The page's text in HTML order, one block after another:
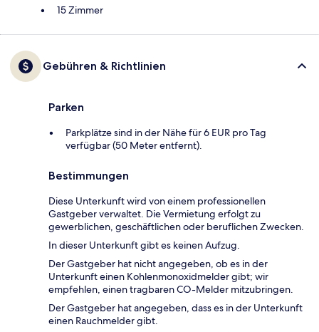
15 Zimmer
Gebühren & Richtlinien
Parken
Parkplätze sind in der Nähe für 6 EUR pro Tag
verfügbar (50 Meter entfernt).
Bestimmungen
Diese Unterkunft wird von einem professionellen
Gastgeber verwaltet. Die Vermietung erfolgt zu
gewerblichen, geschäftlichen oder beruflichen Zwecken.
In dieser Unterkunft gibt es keinen Aufzug.
Der Gastgeber hat nicht angegeben, ob es in der
Unterkunft einen Kohlenmonoxidmelder gibt; wir
empfehlen, einen tragbaren CO-Melder mitzubringen.
Der Gastgeber hat angegeben, dass es in der Unterkunft
einen Rauchmelder gibt.